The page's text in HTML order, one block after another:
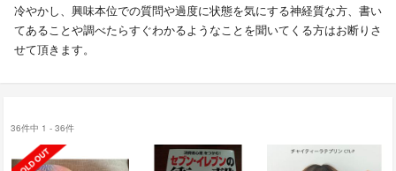
冷やかし、興味本位での質問や過度に状態を気にする神経質な方、書い
てあることや調べたらすぐわかるようなことを聞いてくる方はお断りさ
せて頂きます。
36件中 1 - 36件